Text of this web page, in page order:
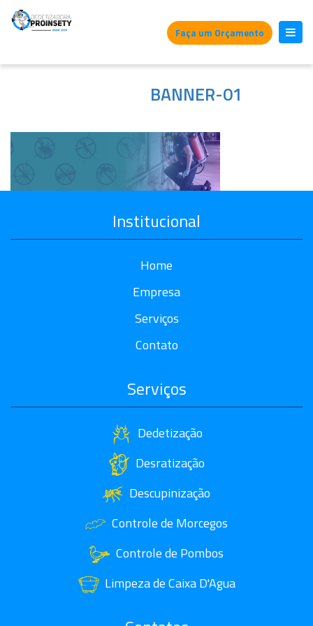
Faça um Orçamento
BANNER-01
Institucional
Home
Empresa
Serviços
Contato
Serviços
Dedetização
Desratização
Descupinização
Controle de Morcegos
Controle de Pombos
Limpeza de Caixa D'Agua